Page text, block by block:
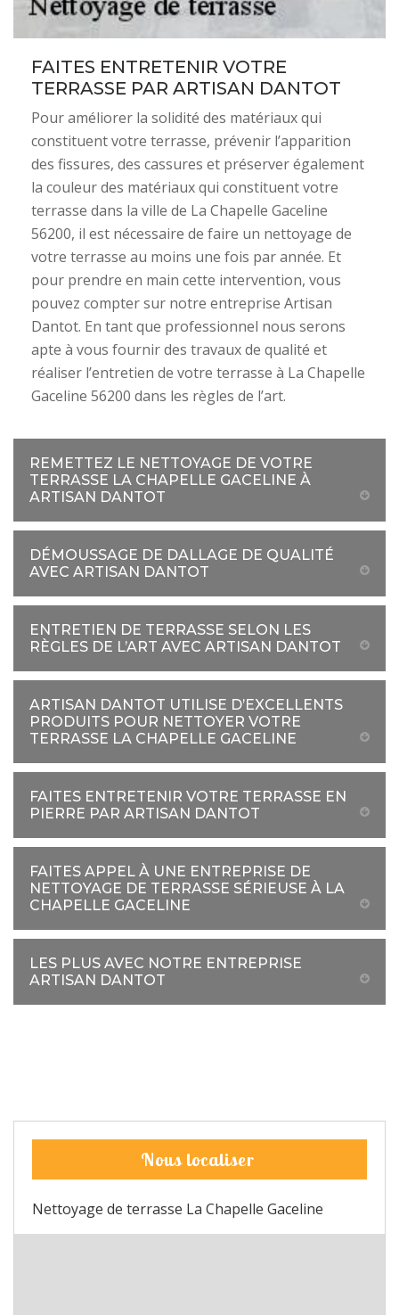
FAITES ENTRETENIR VOTRE
TERRASSE PAR ARTISAN DANTOT
Pour améliorer la solidité des matériaux qui
constituent votre terrasse, prévenir l’apparition
des fissures, des cassures et préserver également
la couleur des matériaux qui constituent votre
terrasse dans la ville de La Chapelle Gaceline
56200, il est nécessaire de faire un nettoyage de
votre terrasse au moins une fois par année. Et
pour prendre en main cette intervention, vous
pouvez compter sur notre entreprise Artisan
Dantot. En tant que professionnel nous serons
apte à vous fournir des travaux de qualité et
réaliser l’entretien de votre terrasse à La Chapelle
Gaceline 56200 dans les règles de l’art.
REMETTEZ LE NETTOYAGE DE VOTRE
TERRASSE LA CHAPELLE GACELINE À
ARTISAN DANTOT
DÉMOUSSAGE DE DALLAGE DE QUALITÉ
AVEC ARTISAN DANTOT
ENTRETIEN DE TERRASSE SELON LES
RÈGLES DE L’ART AVEC ARTISAN DANTOT
ARTISAN DANTOT UTILISE D’EXCELLENTS
PRODUITS POUR NETTOYER VOTRE
TERRASSE LA CHAPELLE GACELINE
FAITES ENTRETENIR VOTRE TERRASSE EN
PIERRE PAR ARTISAN DANTOT
FAITES APPEL À UNE ENTREPRISE DE
NETTOYAGE DE TERRASSE SÉRIEUSE À LA
CHAPELLE GACELINE
LES PLUS AVEC NOTRE ENTREPRISE
ARTISAN DANTOT
Nous localiser
Nettoyage de terrasse La Chapelle Gaceline